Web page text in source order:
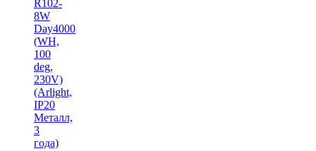
R102-
8W
Day4000
(WH,
100
deg,
230V)
(Arlight,
IP20
Металл,
3
года)